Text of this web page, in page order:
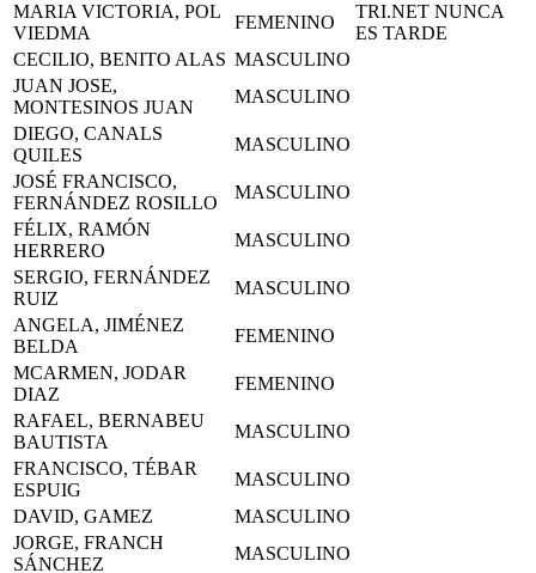
MARIA VICTORIA, POL
VIEDMA
FEMENINO
TRI.NET NUNCA
ES TARDE
CECILIO, BENITO ALAS MASCULINO
JUAN JOSE,
MONTESINOS JUAN
MASCULINO
DIEGO, CANALS
QUILES
MASCULINO
JOSÉ FRANCISCO,
FERNÁNDEZ ROSILLO
MASCULINO
FÉLIX, RAMÓN
HERRERO
MASCULINO
SERGIO, FERNÁNDEZ
RUIZ
MASCULINO
ANGELA, JIMÉNEZ
BELDA
FEMENINO
MCARMEN, JODAR
DIAZ
FEMENINO
RAFAEL, BERNABEU
BAUTISTA
MASCULINO
FRANCISCO, TÉBAR
ESPUIG
MASCULINO
DAVID, GAMEZ
MASCULINO
JORGE, FRANCH
SÁNCHEZ
MASCULINO